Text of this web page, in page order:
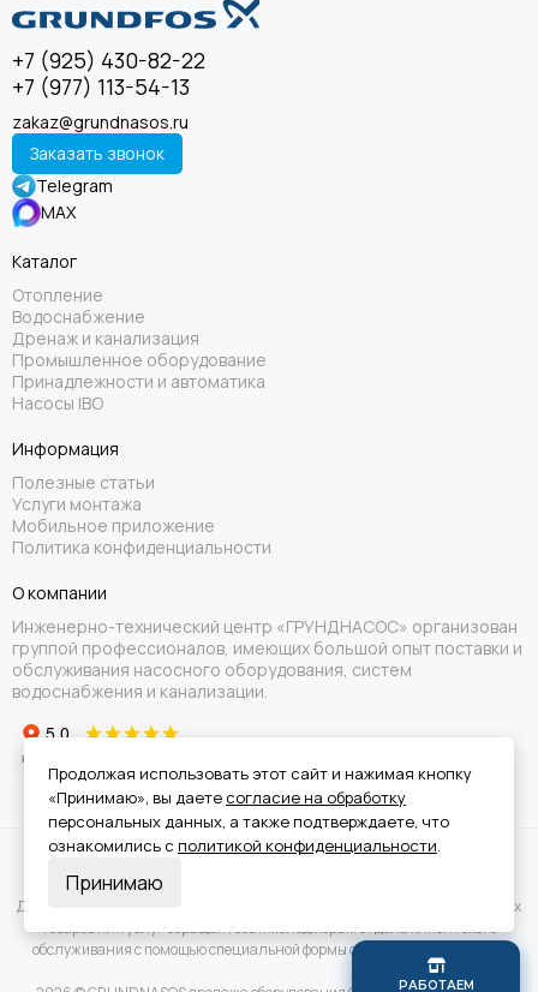
+7 (925) 430-82-22
+7 (977) 113-54-13
zakaz@grundnasos.ru
Заказать звонок
Telegram
MAX
Каталог
Отопление
Водоснабжение
Дренаж и канализация
Промышленное оборудование
Принадлежности и автоматика
Насосы IBO
Информация
Полезные статьи
Услуги монтажа
Мобильное приложение
Политика конфиденциальности
О компании
Инженерно-технический центр «ГРУНДНАСОС» организован
группой профессионалов, имеющих большой опыт поставки и
обслуживания насосного оборудования, систем
водоснабжения и канализации.
Для получения подробной информации о наличии и стоимости указанных
товаров или услуг обращайтесь к менеджерам отдела клиентского
обслуживания с помощью специальной формы связи или по телефону.
РАБОТАЕМ
Продолжая использовать этот сайт и нажимая кнопку
«Принимаю», вы даете согласие на обработку
персональных данных, а также подтверждаете, что
ознакомились с политикой конфиденциальности.
Принимаю